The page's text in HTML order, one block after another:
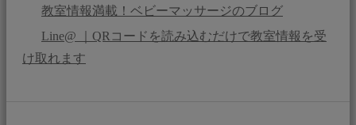
教室情報満載！ベビーマッサージのブログ
Line@ ｜QRコードを読み込むだけで教室情報を受
け取れます